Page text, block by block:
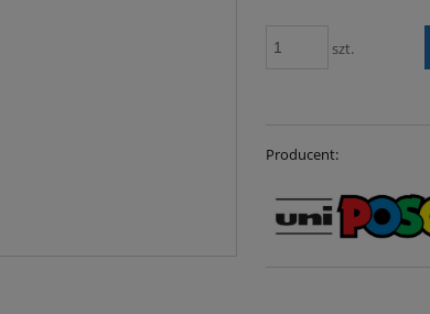
szt.
Producent: